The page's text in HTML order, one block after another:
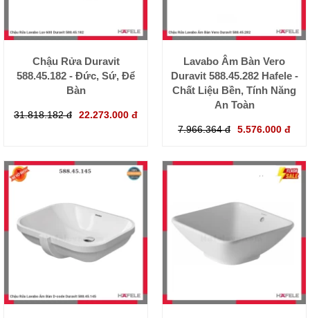
Chậu Rửa Duravit
588.45.182 - Đức, Sứ, Để
Bàn
31.818.182 đ 22.273.000 đ
Lavabo Âm Bàn Vero
Duravit 588.45.282 Hafele -
Chất Liệu Bền, Tính Năng
An Toàn
7.966.364 đ 5.576.000 đ